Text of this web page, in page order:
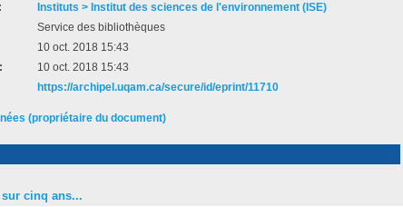
Instituts > Institut des sciences de l'environnement (ISE)
Service des bibliothèques
10 oct. 2018 15:43
10 oct. 2018 15:43
https://archipel.uqam.ca/secure/id/eprint/11710
(propriétaire du document)
cinq ans...